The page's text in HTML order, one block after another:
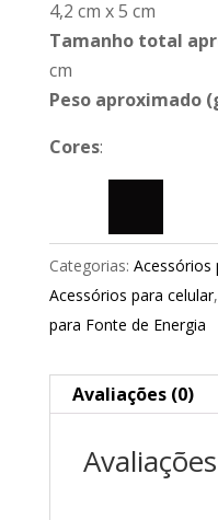
4,2 cm x 5 cm
Tamanho total
cm
Peso aproximado
Cores:
Categorias: Acessórios
Acessórios para celular,
para Fonte de Energia
Avaliações (0)
Avaliações